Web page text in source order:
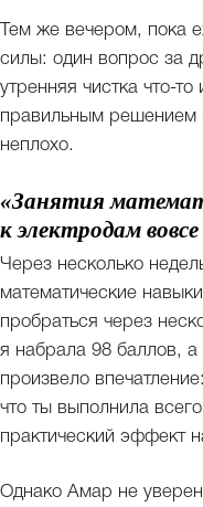
Тем же вечером, пока
силы: один вопрос за
утренняя чистка что-
правильным решением
неплохо.
«Занятия
к электродам
Через несколько
математические
пробраться через
я набрала 98 баллов,
произвело
что ты выполнила
практический эффект
Однако Амар не